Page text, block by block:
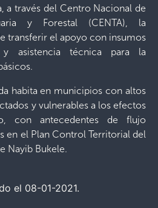
a través del Centro Nacional de
y Forestal (CENTA), la
transferir el apoyo con insumos
y asistencia técnica para la
habita en municipios con altos
y vulnerables a los efectos
con antecedentes de flujo
en el Plan Control Territorial del
Nayib Bukele.
el 08-01-2021.